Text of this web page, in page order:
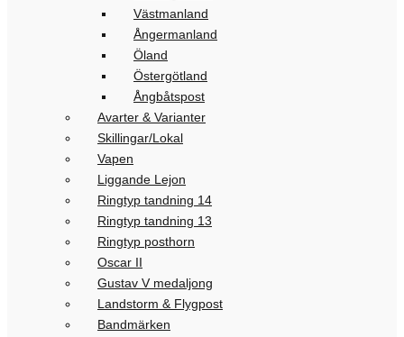
Västmanland
Ångermanland
Öland
Östergötland
Ångbåtspost
Avarter & Varianter
Skillingar/Lokal
Vapen
Liggande Lejon
Ringtyp tandning 14
Ringtyp tandning 13
Ringtyp posthorn
Oscar II
Gustav V medaljong
Landstorm & Flygpost
Bandmärken